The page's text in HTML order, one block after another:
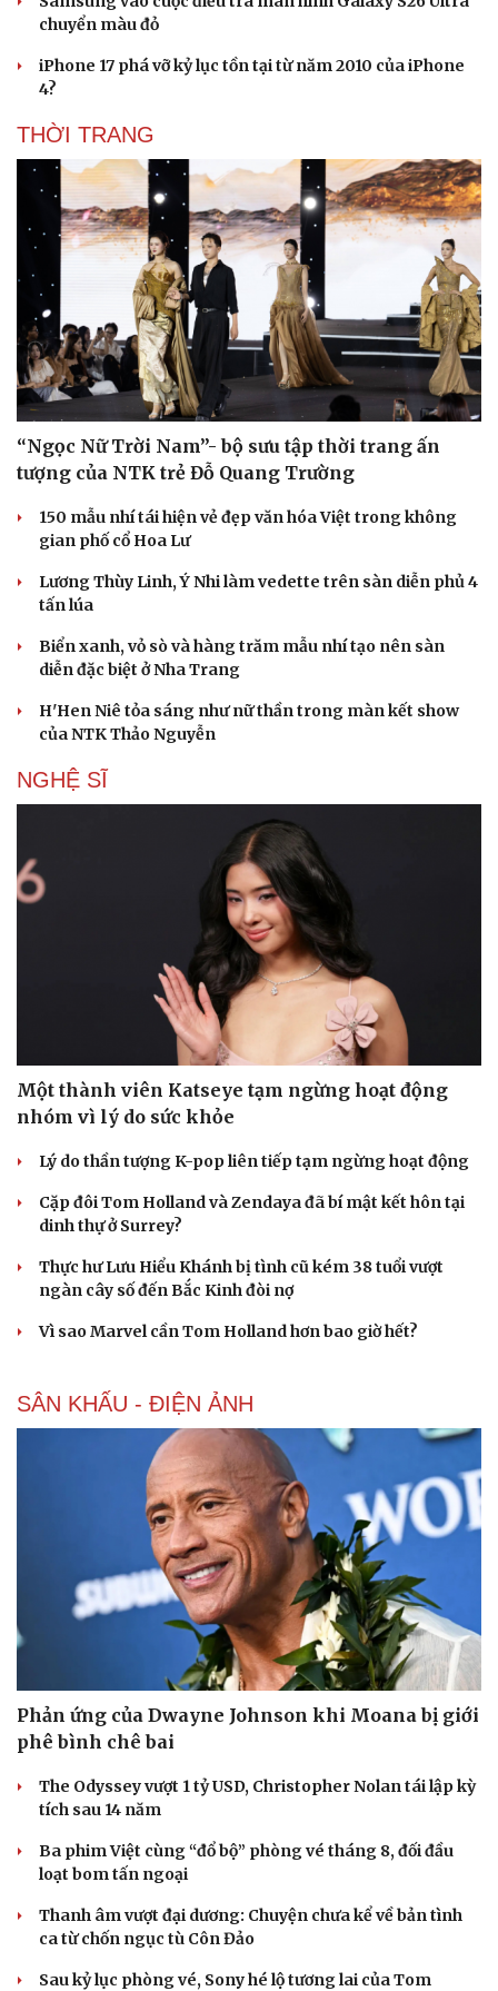
Văn hóa
Văn học
Âm nhạc
Di sản
Thời trang
Du lịch
check-in
Podcast
Câu chuyện thời sự
Đọc truyện đêm khuya
Cửa sổ tình yêu
chuyển màu đỏ
iPhone 17 phá vỡ kỷ lục tồn tại từ năm 2010 của iPhone
4?
THỜI TRANG
“Ngọc Nữ Trời Nam”- bộ sưu tập thời trang ấn
tượng của NTK trẻ Đỗ Quang Trường
150 mẫu nhí tái hiện vẻ đẹp văn hóa Việt trong không
gian phố cổ Hoa Lư
Lương Thùy Linh, Ý Nhi làm vedette trên sàn diễn phủ 4
tấn lúa
Biển xanh, vỏ sò và hàng trăm mẫu nhí tạo nên sàn
diễn đặc biệt ở Nha Trang
H'Hen Niê tỏa sáng như nữ thần trong màn kết show
của NTK Thảo Nguyễn
NGHỆ SĨ
Một thành viên Katseye tạm ngừng hoạt động
nhóm vì lý do sức khỏe
Lý do thần tượng K-pop liên tiếp tạm ngừng hoạt động
Cặp đôi Tom Holland và Zendaya đã bí mật kết hôn tại
dinh thự ở Surrey?
Thực hư Lưu Hiểu Khánh bị tình cũ kém 38 tuổi vượt
ngàn cây số đến Bắc Kinh đòi nợ
Vì sao Marvel cần Tom Holland hơn bao giờ hết?
SÂN KHẤU - ĐIỆN ẢNH
Phản ứng của Dwayne Johnson khi Moana bị giới
phê bình chê bai
The Odyssey vượt 1 tỷ USD, Christopher Nolan tái lập kỳ
tích sau 14 năm
Ba phim Việt cùng “đổ bộ” phòng vé tháng 8, đối đầu
loạt bom tấn ngoại
Thanh âm vượt đại dương: Chuyện chưa kể về bản tình
ca từ chốn ngục tù Côn Đảo
Sau kỷ lục phòng vé, Sony hé lộ tương lai của Tom